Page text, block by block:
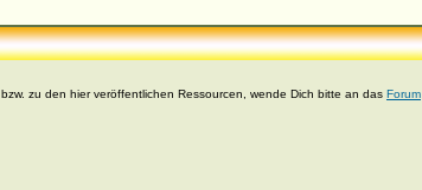
bzw. zu den hier veröffentlichen Ressourcen, wende Dich bitte an das Forum